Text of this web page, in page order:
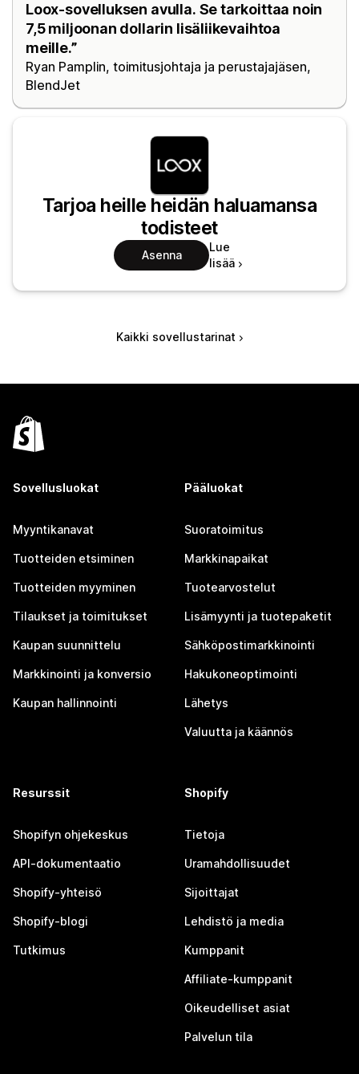
Loox-sovelluksen avulla. Se tarkoittaa noin
7,5 miljoonan dollarin lisäliikevaihtoa
meille.”
Ryan Pamplin, toimitusjohtaja ja perustajajäsen,
BlendJet
Tarjoa heille heidän haluamansa
todisteet
Asenna
Lue
lisää
Kaikki sovellustarinat
Sovellusluokat
Myyntikanavat
Tuotteiden etsiminen
Tuotteiden myyminen
Tilaukset ja toimitukset
Kaupan suunnittelu
Markkinointi ja konversio
Kaupan hallinnointi
Pääluokat
Suoratoimitus
Markkinapaikat
Tuotearvostelut
Lisämyynti ja tuotepaketit
Sähköpostimarkkinointi
Hakukoneoptimointi
Lähetys
Valuutta ja käännös
Resurssit
Shopifyn ohjekeskus
API-dokumentaatio
Shopify-yhteisö
Shopify-blogi
Tutkimus
Shopify
Tietoja
Uramahdollisuudet
Sijoittajat
Lehdistö ja media
Kumppanit
Affiliate-kumppanit
Oikeudelliset asiat
Palvelun tila